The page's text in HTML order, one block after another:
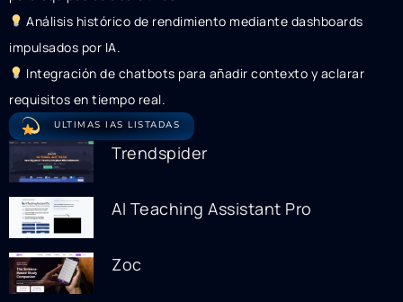
Análisis histórico de rendimiento mediante dashboards
impulsados por IA.
Integración de chatbots para añadir contexto y aclarar
requisitos en tiempo real.
ULTIMAS IAS LISTADAS
Trendspider
AI Teaching Assistant Pro
Zoc